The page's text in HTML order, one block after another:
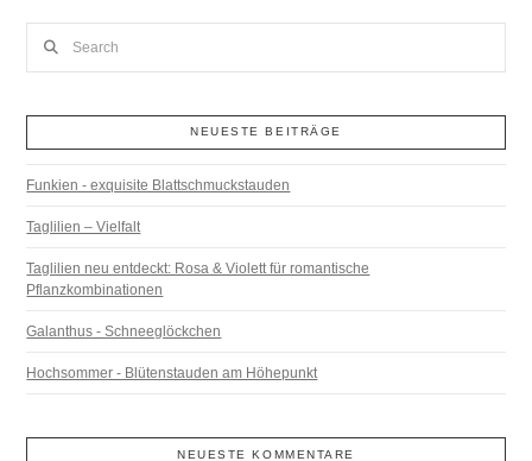
NEUESTE BEITRÄGE
Funkien - exquisite Blattschmuckstauden
Taglilien – Vielfalt
Taglilien neu entdeckt: Rosa & Violett für romantische
Pflanzkombinationen
Galanthus - Schneeglöckchen
Hochsommer - Blütenstauden am Höhepunkt
NEUESTE KOMMENTARE